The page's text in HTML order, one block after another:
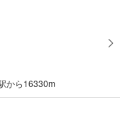
から16330m